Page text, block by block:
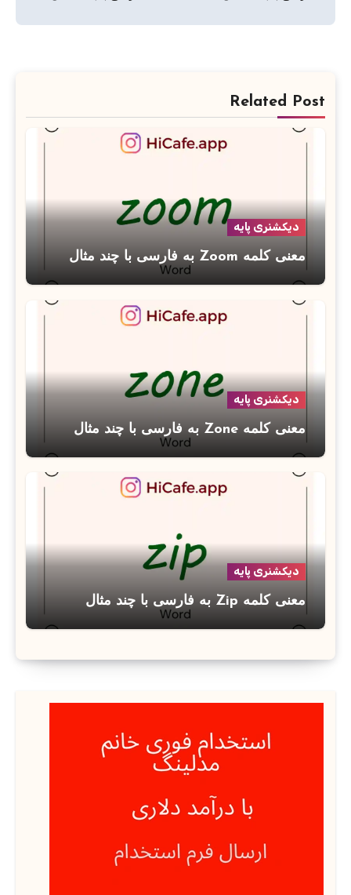
Related Post
دیکشنری پایه
معنی کلمه Zoom به فارسی با چند مثال
دیکشنری پایه
معنی کلمه Zone به فارسی با چند مثال
دیکشنری پایه
معنی کلمه Zip به فارسی با چند مثال